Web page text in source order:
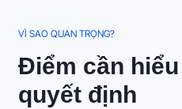
VÌ SAO QUAN TRỌNG?
Điểm cần
quyết định